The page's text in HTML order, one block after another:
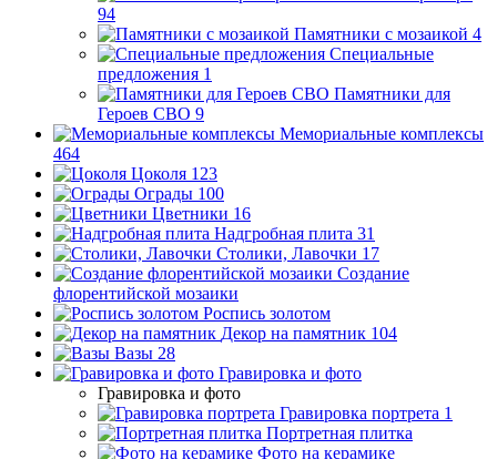
94
Памятники с мозаикой 4
Специальные
предложения 1
Памятники для
Героев СВО 9
Мемориальные комплексы
464
Цоколя 123
Ограды 100
Цветники 16
Надгробная плита 31
Столики, Лавочки 17
Создание
флорентийской мозаики
Роспись золотом
Декор на памятник 104
Вазы 28
Гравировка и фото
Гравировка и фото
Гравировка портрета 1
Портретная плитка
Фото на керамике